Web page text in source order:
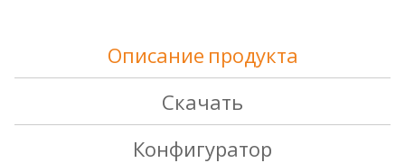
Описание продукта
Скачать
Конфигуратор